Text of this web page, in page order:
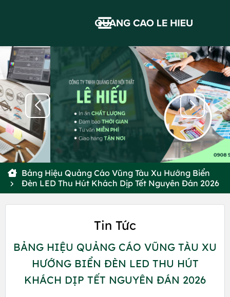
Bảng Hiệu Quảng Cáo Vũng Tàu Xu Hướng Biển
Đèn LED Thu Hút Khách Dịp Tết Nguyên Đán 2026
Tin Tức
BẢNG HIỆU QUẢNG CÁO VŨNG TÀU XU
HƯỚNG BIỂN ĐÈN LED THU HÚT
KHÁCH DỊP TẾT NGUYÊN ĐÁN 2026